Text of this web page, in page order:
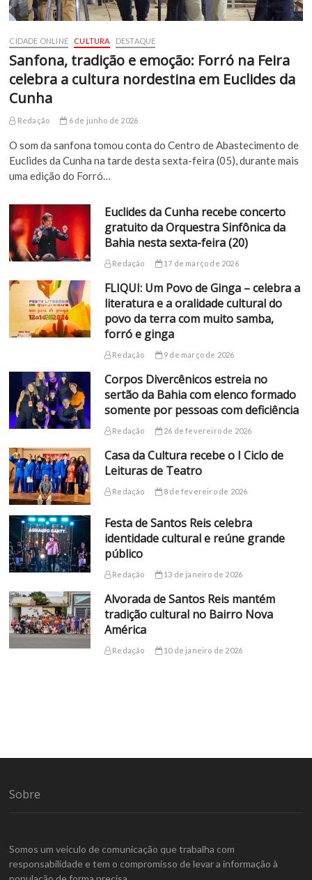
CIDADE ONLINE CULTURA DESTAQUE
Sanfona, tradição e emoção: Forró na Feira
celebra a cultura nordestina em Euclides da
Cunha
Redação 6 de junho de 2026
O som da sanfona tomou conta do Centro de Abastecimento de
Euclides da Cunha na tarde desta sexta-feira (05), durante mais
uma edição do Forró…
Euclides da Cunha recebe concerto
gratuito da Orquestra Sinfônica da
Bahia nesta sexta-feira (20)
Redação 17 de março de 2026
FLIQUI: Um Povo de Ginga – celebra a
literatura e a oralidade cultural do
povo da terra com muito samba,
forró e ginga
Redação 9 de março de 2026
Corpos Divercênicos estreia no
sertão da Bahia com elenco formado
somente por pessoas com deficiência
Redação 26 de fevereiro de 2026
Casa da Cultura recebe o I Ciclo de
Leituras de Teatro
Redação 8 de fevereiro de 2026
Festa de Santos Reis celebra
identidade cultural e reúne grande
público
Redação 13 de janeiro de 2026
Alvorada de Santos Reis mantém
tradição cultural no Bairro Nova
América
Redação 10 de janeiro de 2026
Sobre
Somos um veículo de comunicação que trabalha com
responsabilidade e tem o compromisso de levar a informação à